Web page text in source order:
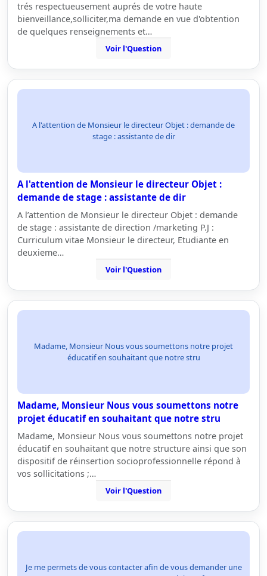
trés respectueusement auprés de votre haute
bienveillance,solliciter,ma demande en vue d'obtention
de quelques renseignements et…
Voir l'Question
A l'attention de Monsieur le directeur Objet : demande de
stage : assistante de dir
A l'attention de Monsieur le directeur Objet :
demande de stage : assistante de dir
A l’attention de Monsieur le directeur Objet : demande
de stage : assistante de direction /marketing P.J :
Curriculum vitae Monsieur le directeur, Etudiante en
deuxieme…
Voir l'Question
Madame, Monsieur Nous vous soumettons notre projet
éducatif en souhaitant que notre stru
Madame, Monsieur Nous vous soumettons notre
projet éducatif en souhaitant que notre stru
Madame, Monsieur Nous vous soumettons notre projet
éducatif en souhaitant que notre structure ainsi que son
dispositif de réinsertion socioprofessionnelle répond à
vos sollicitations ;…
Voir l'Question
Je me permets de vous contacter afin de vous demander une